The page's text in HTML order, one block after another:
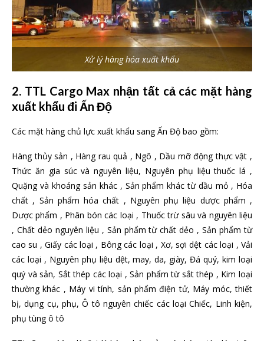
Xử lý hàng hóa xuất khẩu
2. TTL Cargo Max nhận tất cả các mặt hàng
xuất khẩu đi Ấn Độ
Các mặt hàng chủ lực xuất khẩu sang Ấn Độ bao gồm:
Hàng thủy sản , Hàng rau quả , Ngô , Dầu mỡ động thực vật ,
Thức ăn gia súc và nguyên liệu, Nguyên phụ liệu thuốc lá ,
Quặng và khoáng sản khác , Sản phẩm khác từ dầu mỏ , Hóa
chất , Sản phẩm hóa chất , Nguyên phụ liệu dược phẩm ,
Dược phẩm , Phân bón các loại , Thuốc trừ sâu và nguyên liệu
, Chất dẻo nguyên liệu , Sản phẩm từ chất dẻo , Sản phẩm từ
cao su , Giấy các loại , Bông các loại , Xơ, sợi dệt các loại , Vải
các loại , Nguyên phụ liệu dệt, may, da, giày, Đá quý, kim loại
quý và sản, Sắt thép các loại , Sản phẩm từ sắt thép , Kim loại
thường khác , Máy vi tính, sản phẩm điện tử, Máy móc, thiết
bị, dụng cụ, phụ, Ô tô nguyên chiếc các loại Chiếc, Linh kiện,
phụ tùng ô tô